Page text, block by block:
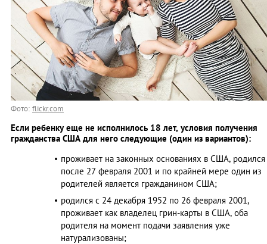
Фото: flickr.com
Если ребенку еще не исполнилось 18 лет, условия получения
гражданства США для него следующие (один из вариантов):
проживает на законных основаниях в США, родился
после 27 февраля 2001 и по крайней мере один из
родителей является гражданином США;
родился с 24 декабря 1952 по 26 февраля 2001,
проживает как владелец грин-карты в США, оба
родителя на момент подачи заявления уже
натурализованы;